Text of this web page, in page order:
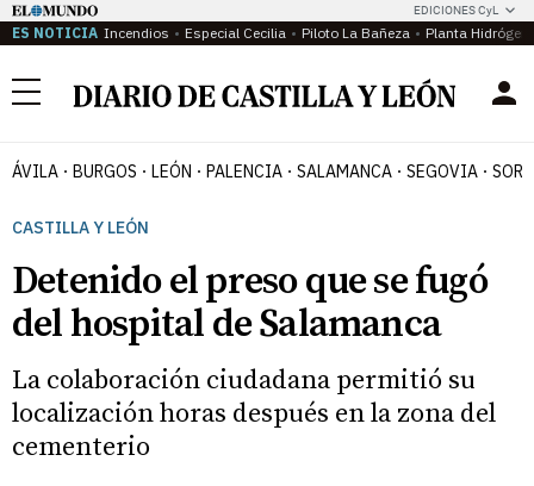
EDICIONES CyL
ES NOTICIA Incendios Especial Cecilia Piloto La Bañeza Planta
Menú
ÁVILA BURGOS LEÓN PALENCIA SALAMANCA SEGOVIA
CASTILLA Y LEÓN
Detenido el preso que se fugó
del hospital de Salamanca
La colaboración ciudadana permitió su
localización horas después en la zona del
cementerio